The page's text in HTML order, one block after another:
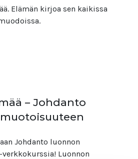
Elämän kirjoa sen kaikissa
– Johdanto
Johdanto luonnon
Luonnon